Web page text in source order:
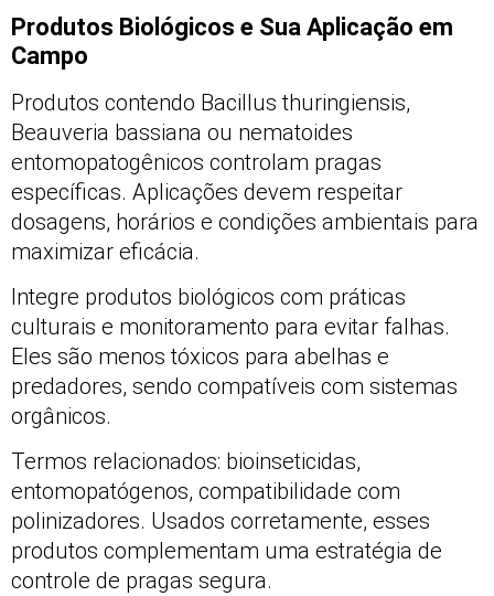
Produtos Biológicos e Sua Aplicação em
Campo
Produtos contendo Bacillus thuringiensis,
Beauveria bassiana ou nematoides
entomopatogênicos controlam pragas
específicas. Aplicações devem respeitar
dosagens, horários e condições ambientais para
maximizar eficácia.
Integre produtos biológicos com práticas
culturais e monitoramento para evitar falhas.
Eles são menos tóxicos para abelhas e
predadores, sendo compatíveis com sistemas
orgânicos.
Termos relacionados: bioinseticidas,
entomopatógenos, compatibilidade com
polinizadores. Usados corretamente, esses
produtos complementam uma estratégia de
controle de pragas segura.